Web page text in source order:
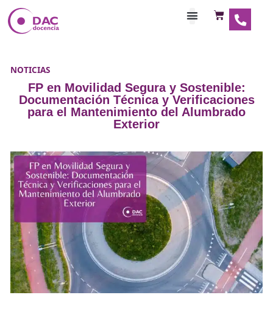
NOTICIAS
FP en Movilidad Segura y
Documentación Técnica y
para el Mantenimiento del